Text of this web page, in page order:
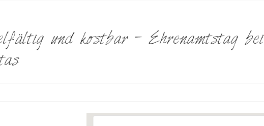
und kostbar – Ehrenamtstag bei